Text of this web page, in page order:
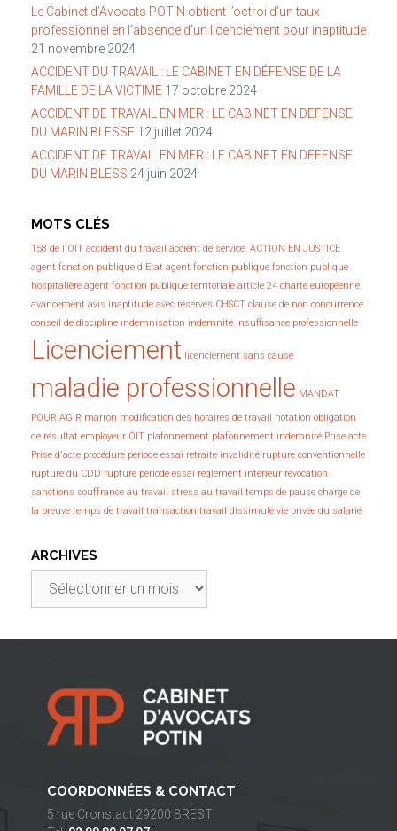
Le Cabinet d’Avocats POTIN obtient l’octroi d’un taux
professionnel en l’absence d’un licenciement pour inaptitude
21 novembre 2024
ACCIDENT DU TRAVAIL : LE CABINET EN DÉFENSE DE LA
FAMILLE DE LA VICTIME 17 octobre 2024
ACCIDENT DE TRAVAIL EN MER : LE CABINET EN DEFENSE
DU MARIN BLESSE 12 juillet 2024
ACCIDENT DE TRAVAIL EN MER : LE CABINET EN DEFENSE
DU MARIN BLESS 24 juin 2024
MOTS CLÉS
158 de l'OIT accident du travail accient de service. ACTION EN JUSTICE
agent fonction publique d'Etat agent fonction publique fonction publique
hospitalière agent fonction publique territoriale article 24 charte européenne
avancement avis inaptitude avec réserves CHSCT clause de non concurrence
conseil de discipline indemnisation indemnité insuffisance professionnelle
Licenciement licenciement sans cause
maladie professionnelle MANDAT
POUR AGIR marron modification des horaires de travail notation obligation
de résultat employeur OIT plafonnement plafonnement indemnité Prise acte
Prise d'acte procédure période essai retraite invalidité rupture conventionnelle
rupture du CDD rupture période essai règlement intérieur révocation
sanctions souffrance au travail stress au travail temps de pause charge de
la preuve temps de travail transaction travail dissimulé vie privée du salarié
ARCHIVES
COORDONNÉES & CONTACT
5 rue Cronstadt 29200 BREST